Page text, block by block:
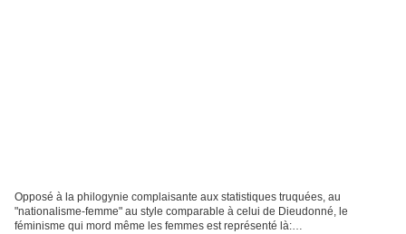
Opposé à la philogynie complaisante aux statistiques truquées, au
"nationalisme-femme" au style comparable à celui de Dieudonné, le
féminisme qui mord même les femmes est représenté là: